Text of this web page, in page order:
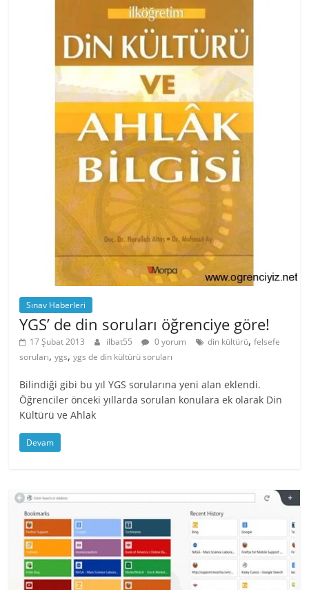
Sınav Haberleri
YGS’ de din soruları öğrenciye göre!
17 Şubat 2013 ilbat55 0 yorum din kültürü,felsefe
soruları,ygs,ygs de din kültürü soruları
Bilindiği gibi bu yıl YGS sorularına yeni alan eklendi.
Öğrenciler önceki yıllarda sorulan konulara ek olarak Din
Kültürü ve Ahlak
Devam